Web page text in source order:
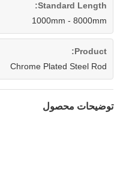
Standard Length:
1000mm - 8000mm
Product:
Chrome Plated Steel Rod
توضیحات محصول